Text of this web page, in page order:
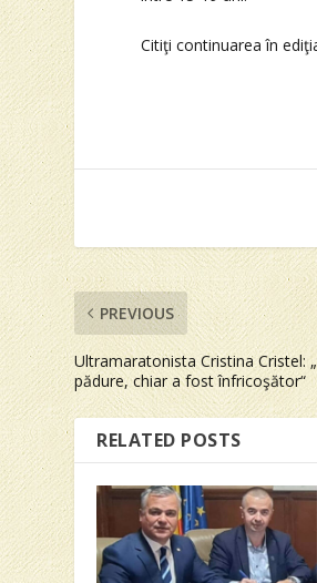
Citiţi continuarea în
PREVIOUS
Ultramaratonista Cristina Cristel:
pădure, chiar a fost înfricoşător“
RELATED POSTS